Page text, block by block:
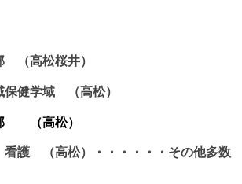
（高松桜井）
健学域 （高松）
（高松）
護 （高松）・・・・・・その他多数